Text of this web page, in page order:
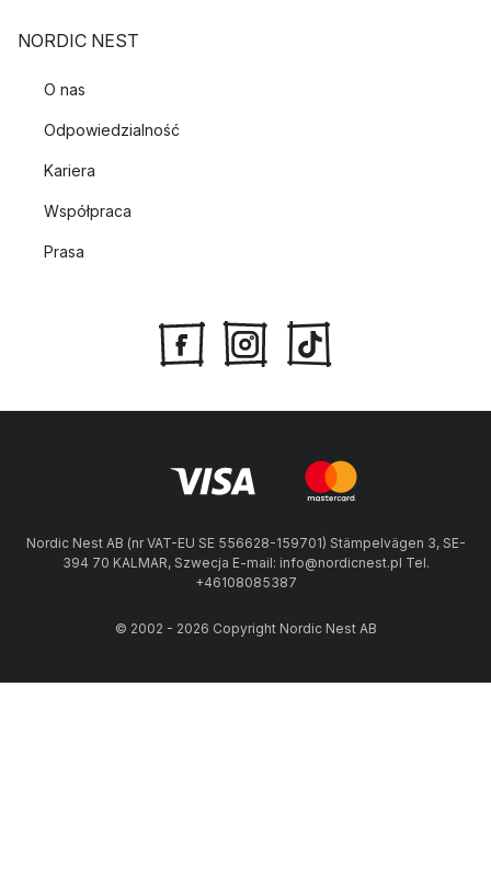
NORDIC NEST
O nas
Odpowiedzialność
Kariera
Współpraca
Prasa
Nordic Nest AB (nr VAT-EU SE 556628-159701) Stämpelvägen 3, SE-
394 70 KALMAR, Szwecja E-mail: info@nordicnest.pl Tel.
+46108085387
© 2002 - 2026 Copyright Nordic Nest AB